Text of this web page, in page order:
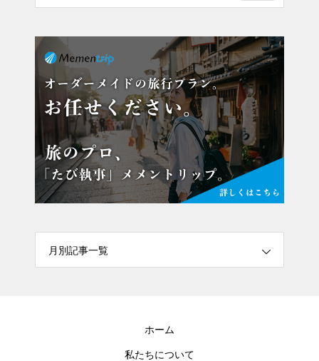
月別記事一覧
ホーム
私たちについて